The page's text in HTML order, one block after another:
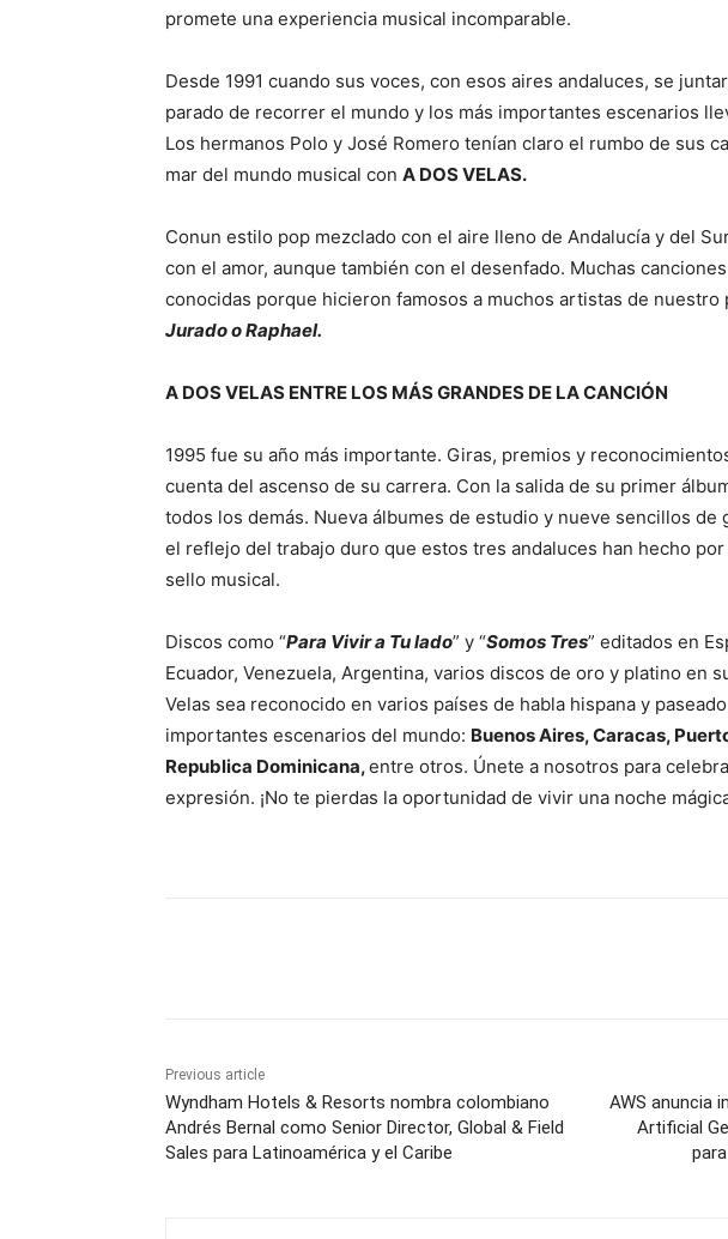
promete una experiencia musical incomparable.
Desde 1991 cuando sus voces, con esos aires andaluces, se
parado de recorrer el mundo y los más importantes escenarios
Los hermanos Polo y José Romero tenían claro el rumbo de sus
mar del mundo musical con A DOS VELAS.
Conun estilo pop mezclado con el aire lleno de Andalucía y del
con el amor, aunque también con el desenfado. Muchas
conocidas porque hicieron famosos a muchos artistas de nuestro
Jurado o Raphael.
A DOS VELAS ENTRE LOS MÁS GRANDES DE LA CANCIÓN
1995 fue su año más importante. Giras, premios y
cuenta del ascenso de su carrera. Con la salida de su primer
todos los demás. Nueva álbumes de estudio y nueve sencillos de
el reflejo del trabajo duro que estos tres andaluces han hecho
sello musical.
Discos como “Para Vivir a Tu lado” y “Somos Tres” editados en
Ecuador, Venezuela, Argentina, varios discos de oro y platino en
Velas sea reconocido en varios países de habla hispana y
importantes escenarios del mundo: Buenos Aires, Caracas,
Republica Dominicana,entre otros. Únete a nosotros para
expresión. ¡No te pierdas la oportunidad de vivir una noche
Previous article
Wyndham Hotels & Resorts nombra colombiano
Andrés Bernal como Senior Director, Global & Field
Sales para Latinoamérica y el Caribe
AWS anuncia
Artificial